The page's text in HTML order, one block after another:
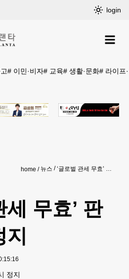
login
# 이민·비자# 교육# 생활·문화# 라이프
home 뉴스 ‘글로벌 관세 무효’ 판결 일시 정지
세 무효’ 판
지
정지